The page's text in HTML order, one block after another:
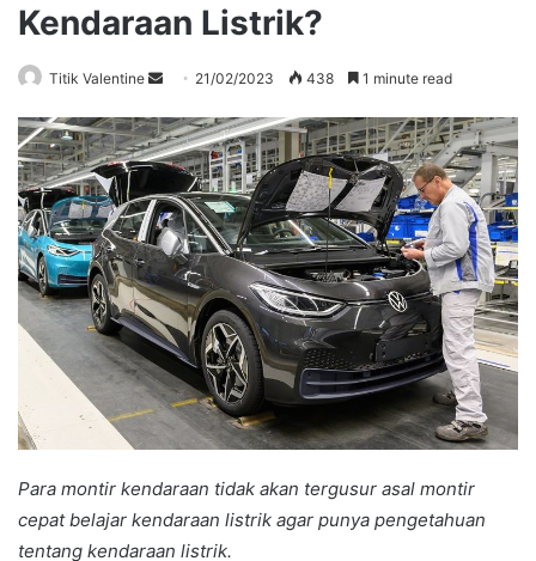
Kendaraan Listrik?
Titik Valentine
Send
email
21/02/2023 438 1 minute read
Para montir kendaraan tidak akan tergusur asal montir
cepat belajar kendaraan listrik agar punya pengetahuan
tentang kendaraan listrik.